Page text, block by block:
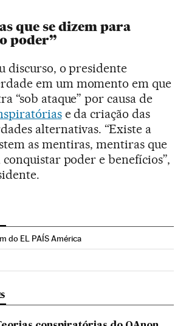
que se dizem para
poder”
discurso, o presidente
em um momento em que
“sob ataque” por causa de
e da criação das
alternativas. “Existe a
as mentiras, mentiras que
poder e benefícios”,
do EL PAÍS América
Brasil en Twitter
El País Brasil en Instagram
El País Brasil en Facebook